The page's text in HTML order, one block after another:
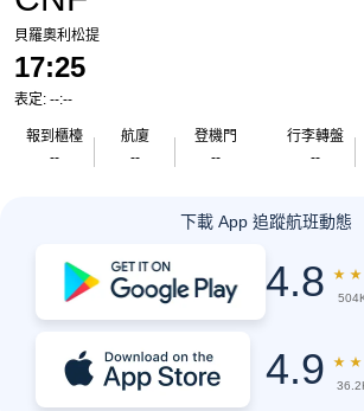
貝羅奧利松提
17:25
表定: --:--
報到櫃檯
--
航廈
--
登機門
--
行李轉盤
--
下載 App 追蹤航班動態
4.8 ★ ★
4.9 ★ ★